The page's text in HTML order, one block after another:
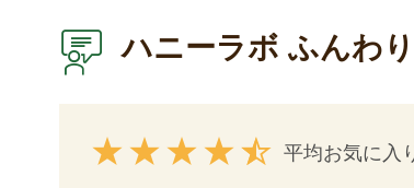
ハニーラボ ふんわ
平均お気に入